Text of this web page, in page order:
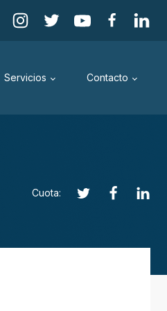
Servicios Contacto
Cuota: